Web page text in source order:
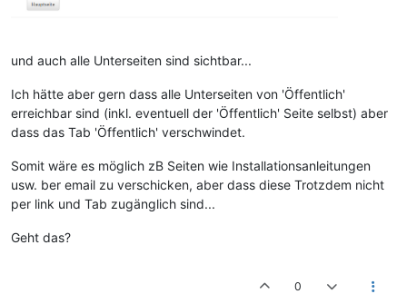
und auch alle Unterseiten sind sichtbar...
Ich hätte aber gern dass alle Unterseiten von 'Öffentlich'
erreichbar sind (inkl. eventuell der 'Öffentlich' Seite selbst) aber
dass das Tab 'Öffentlich' verschwindet.
Somit wäre es möglich zB Seiten wie Installationsanleitungen
usw. ber email zu verschicken, aber dass diese Trotzdem nicht
per link und Tab zugänglich sind...
Geht das?
0